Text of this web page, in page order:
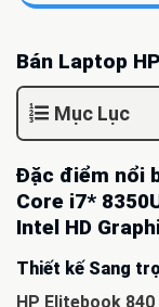
Bán Laptop
Mục Lục
Đặc điểm nổi
Core i7*
Intel HD
Thiết kế Sang
HP Elitebook 840